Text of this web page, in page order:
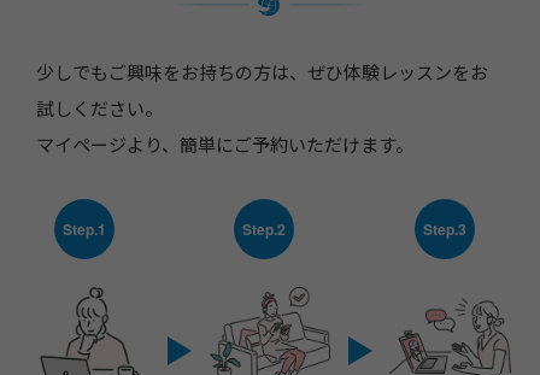
少しでもご興味をお持ちの方は、ぜひ体験レッスンをお
試しください。
マイページより、簡単にご予約いただけます。
Step.1 Step.2 Step.3